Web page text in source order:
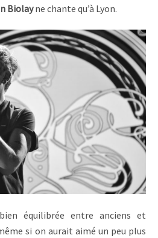
Biolayne chante qu’à Lyon.
équilibrée entre anciens et
si on aurait aimé un peu plus